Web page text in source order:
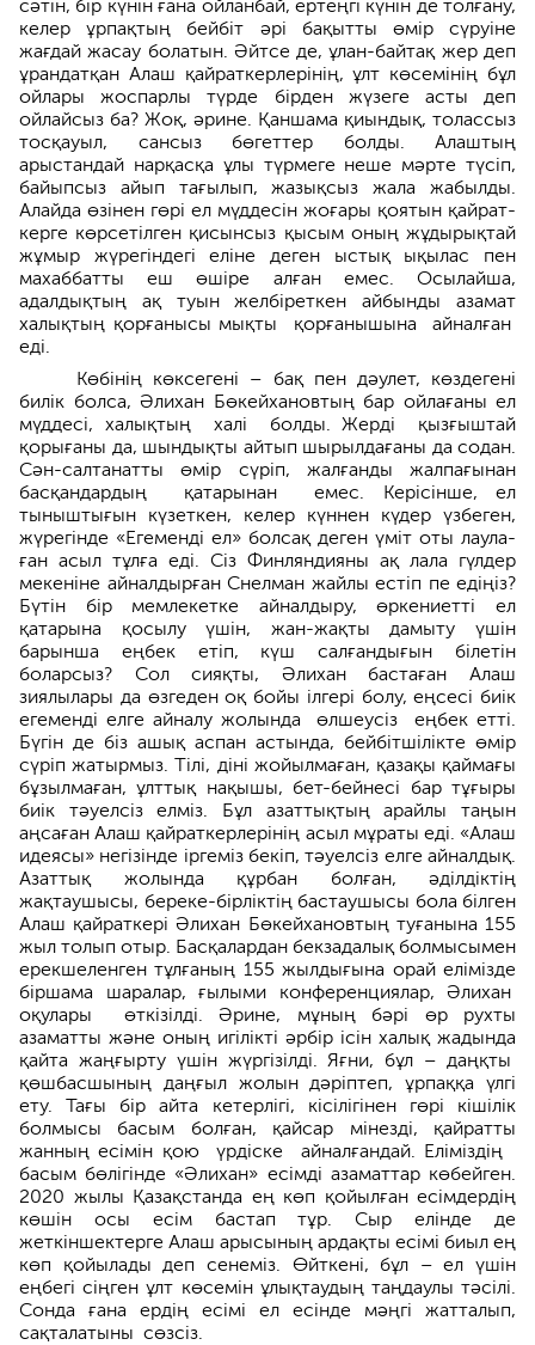
сәтін, бір күнін ғана ойланбай, ертеңгі күнін де толғану,
келер ұрпақтың бейбіт әрі бақытты өмір сүруіне
жағдай жасау болатын. Әйтсе де, ұлан-байтақ жер деп
ұрандатқан Алаш қайраткерлерінің, ұлт көсемінің бұл
ойла­ры жоспарлы түрде бірден жүзе­ге асты деп
ойлайсыз ба? Жоқ, әрине. Қаншама қиындық, толассыз
тосқауыл, сансыз бөгеттер болды. Алаштың
арыстандай нарқасқа ұлы түрмеге неше мәрте түсіп,
байыпсыз айып тағылып, жазықсыз жала жабылды.
Алайда өзінен гөрі ел мүддесін жоғары қоятын қайрат­
керге көрсетілген қисынсыз қысым оның жұдырықтай
жұмыр жүрегіндегі еліне деген ыстық ықылас пен
махаббатты еш өшіре алған емес. Осылайша,
адалдықтың ақ туын желбіреткен айбынды азамат
халық­тың қорғанысы мықты қорғанышына айналған
еді.
Көбінің көксегені – бақ пен дәулет, көздегені
билік болса, Әлихан Бөкей­хановтың бар ойлағаны ел
мүддесі, халық­тың халі болды. Жерді қыз­ғыш­тай
қорығаны да, шындықты айтып шырылдағаны да содан.
Сән-салтанатты өмір сүріп, жалғанды жалпағынан
басқандардың қатарынан емес. Кері­сінше, ел
тыныштығын күзеткен, келер күннен күдер үзбеген,
жүрегінде «Егеменді ел» болсақ деген үміт оты лаула­
ған асыл тұлға еді. Сіз Финляндияны ақ лала гүлдер
мекеніне айналдырған Снелман жайлы естіп пе едіңіз?
Бүтін бір мемлекетке айналдыру, өркениетті ел
қатарына қосылу үшін, жан-жақты дамыту үшін
барынша еңбек етіп, күш салғандығын білетін
боларсыз? Сол сияқ­ты, Әлихан бастаған Алаш
зиялылары да өзгеден оқ бойы ілгері болу, еңсесі биік
егеменді елге айналу жолында өлшеу­сіз еңбек етті.
Бүгін де біз ашық аспан астында, бейбітшілікте өмір
сүріп жатырмыз. Тілі, діні жойылмаған, қазақы қаймағы
бұзылмаған, ұлттық на­қышы, бет-бейнесі бар тұ­ғыры
биік тәуелсіз елміз. Бұл азаттықтың арайлы таңын
аңсаған Алаш қайраткерлерінің асыл мұраты еді. «Алаш
идеясы» негі­зінде іргеміз бекіп, тәуелсіз елге айналдық.
Азаттық жолын­да құрбан болған, әділдіктің
жақтаушысы, береке-бірліктің бастаушысы бола білген
Алаш қайраткері Әлихан Бөкейхановтың туғанына 155
жыл толып отыр. Басқалардан бекзадалық болмысымен
ерекшеленген тұлғаның 155 жылдығына орай елімізде
біршама шаралар, ғылыми конферен­циялар, Әлихан
оқулары өткізілді. Әрине, мұның бәрі өр рухты
азаматты және оның игілікті әрбір ісін халық жадын­да
қайта жаңғырту үшін жүргізілді. Яғни, бұл – даңқты
қөшбасшының даңғыл жолын дәріптеп, ұрпаққа үлгі
ету. Тағы бір айта кетерлігі, кісілігінен гөрі кішілік
болмысы басым болған, қайсар мінезді, қайратты
жанның есімін қою үрдіске айналғандай. Еліміздің
басым бөлігінде «Әлихан» есімді азаматтар көбей­ген.
2020 жылы Қазақстанда ең көп қойылған есімдердің
көшін осы есім бастап тұр. Сыр елінде де
жеткіншектерге Алаш арысының ардақты есімі биыл ең
көп қойылады деп сенеміз. Өйткені, бұл – ел үшін
еңбегі сіңген ұлт көсемін ұлық­таудың таңдаулы тәсілі.
Сонда ғана ердің есімі ел есінде мәңгі жатталып,
сақталатыны сөзсіз.